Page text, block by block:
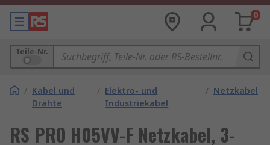
0
Teile-Nr.
/ Kabel und
Drähte
/ Elektro- und
Industriekabel
/ Netzkabel
RS PRO H05VV-F Netzkabel, 3-